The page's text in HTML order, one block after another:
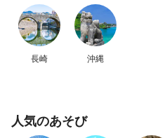
長崎 沖縄
人気のあそび